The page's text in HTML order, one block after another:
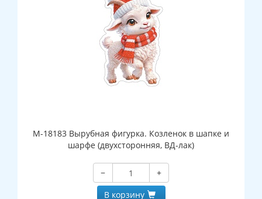
М-18183 Вырубная фигурка. Козленок в шапке и
шарфе (двухсторонняя, ВД-лак)
−
+
В корзину